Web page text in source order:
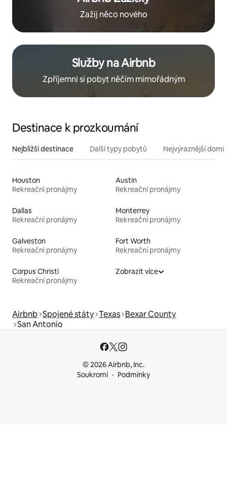
Zažij něco nového
Služby na Airbnb
Zpříjemni si pobyt něčím mimořádným
Destinace k prozkoumání
Nejbližší destinace Další typy pobytů Nejvýraznější
Houston
Rekreační pronájmy
Austin
Rekreační pronájmy
Dallas
Rekreační pronájmy
Monterrey
Rekreační pronájmy
Galveston
Rekreační pronájmy
Fort Worth
Rekreační pronájmy
Corpus Christi
Rekreační pronájmy
Zobrazit více
Airbnb Spojené státy Texas Bexar County
San Antonio
© 2026 Airbnb, Inc.
Soukromí
Podmínky